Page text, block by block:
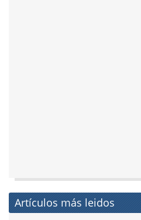
Artículos más leidos